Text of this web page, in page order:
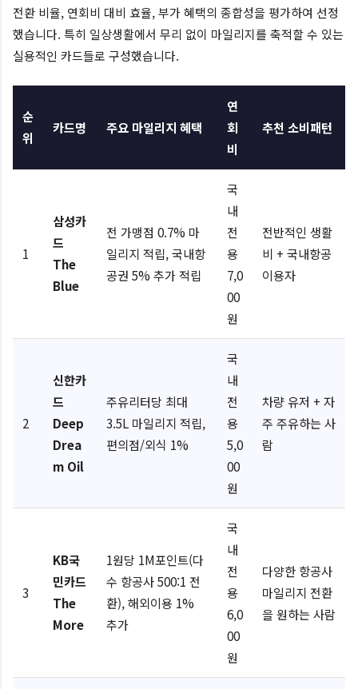
전환 비율, 연회비 대비 효율, 부가 혜택의 종합성을 평가하여 선정
했습니다. 특히 일상생활에서 무리 없이 마일리지를 축적할 수 있는
실용적인 카드들로 구성했습니다.
순
위
카드명 주요 마일리지 혜택
연
회
비
추천 소비패턴
1
삼성카
드
The
Blue
전 가맹점 0.7% 마
일리지 적립, 국내항
공권 5% 추가 적립
국
내
전
용
7,0
00
원
전반적인 생활
비 + 국내항공
이용자
2
신한카
드
Deep
Drea
m Oil
주유리터당 최대
3.5L 마일리지 적립,
편의점/외식 1%
국
내
전
용
5,0
00
원
차량 유저 + 자
주 주유하는 사
람
3
KB국
민카드
The
More
1원당 1M포인트(다
수 항공사 500:1 전
환), 해외이용 1%
추가
국
내
전
용
6,0
00
원
다양한 항공사
마일리지 전환
을 원하는 사람